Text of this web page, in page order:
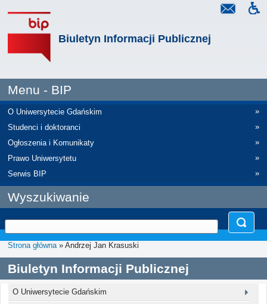
Biuletyn Informacji Publicznej
Menu - BIP
O Uniwersytecie Gdańskim
»
Studenci i doktoranci
»
Ogłoszenia i Komunikaty
»
Prawo Uniwersytetu
»
Serwis BIP
»
Wyszukiwanie
Strona główna» Andrzej Jan Krasuski
Biuletyn Informacji Publicznej
O Uniwersytecie Gdańskim